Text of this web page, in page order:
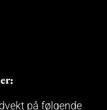
på følgende